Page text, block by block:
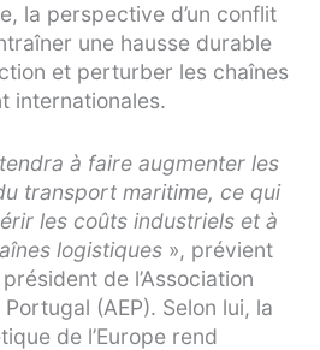
la perspective d’un conflit
une hausse durable
et perturber les chaînes
internationales.
à faire augmenter les
transport maritime, ce qui
les coûts industriels et à
logistiques », prévient
de l’Association
(AEP). Selon lui, la
de l’Europe rend